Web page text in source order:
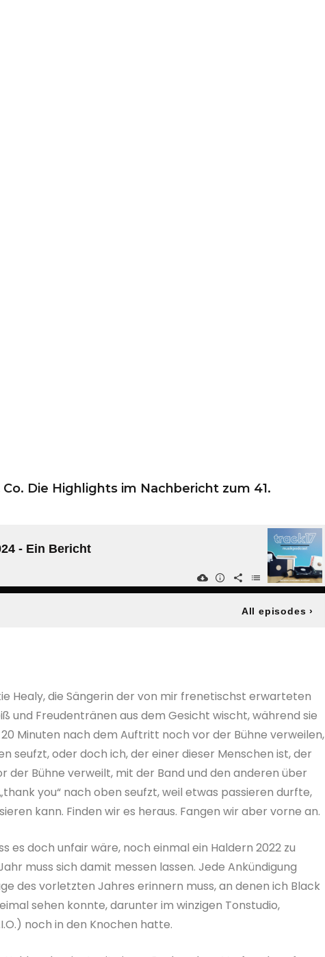
Die Highlights im Nachbericht zum 41.
Healy, die Sängerin der von mir frenetischst erwarteten
und Freudentränen aus dem Gesicht wischt, während sie
Minuten nach dem Auftritt noch vor der Bühne verweilen,
seufzt, oder doch ich, der einer dieser Menschen ist, der
der Bühne verweilt, mit der Band und den anderen über
you“ nach oben seufzt, weil etwas passieren durfte,
kann. Finden wir es heraus. Fangen wir aber vorne an.
es doch unfair wäre, noch einmal ein Haldern 2022 zu
muss sich damit messen lassen. Jede Ankündigung
des vorletzten Jahres erinnern muss, an denen ich Black
sehen konnte, darunter im winzigen Tonstudio,
noch in den Knochen hatte.